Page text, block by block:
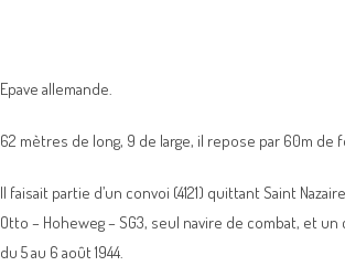
Epave allemande.
62 mètres de long, 9 de large, il repose par 60m de
Il faisait partie d’un convoi (4121) quittant Saint
Otto – Hoheweg – SG3, seul navire de combat, et
du 5 au 6 août 1944.